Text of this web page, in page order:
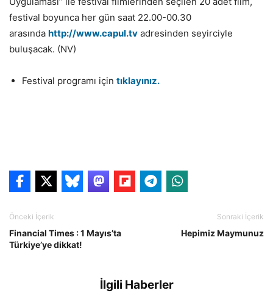
festival boyunca her gün saat 22.00-00.30
arasında http://www.capul.tv adresinden seyirciyle
buluşacak. (NV)
Festival programı için tıklayınız.
Önceki İçerik
Financial Times : 1 Mayıs’ta
Türkiye’ye dikkat!
Sonraki İçerik
Hepimiz Maymunuz
İlgili Haberler